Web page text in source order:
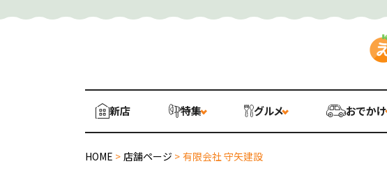
新店 特集 グルメ おでかけ
HOME > 店舗ページ > 有限会社 守矢建設